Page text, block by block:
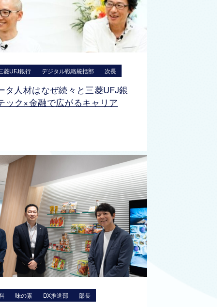
菱UFJ銀行 デジタル戦略統括部 次長
タ人材はなぜ続々と三菱UFJ銀
ック×金融で広がるキャリア
味の素 DX推進部 部長